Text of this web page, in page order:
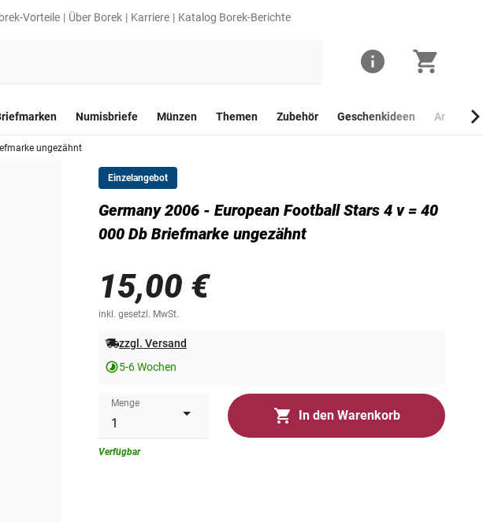
Vorteile Über Borek Karriere Katalog Borek-Berichte
Numisbriefe Münzen Themen Zubehör Geschenkideen
ungezähnt
Einzelangebot
Germany 2006 - European Football Stars 4 v = 40
000 Db Briefmarke ungezähnt
15,00 €
inkl. gesetzl. MwSt.
zzgl. Versand
5-6 Wochen
Menge
In den Warenkorb
Verfügbar